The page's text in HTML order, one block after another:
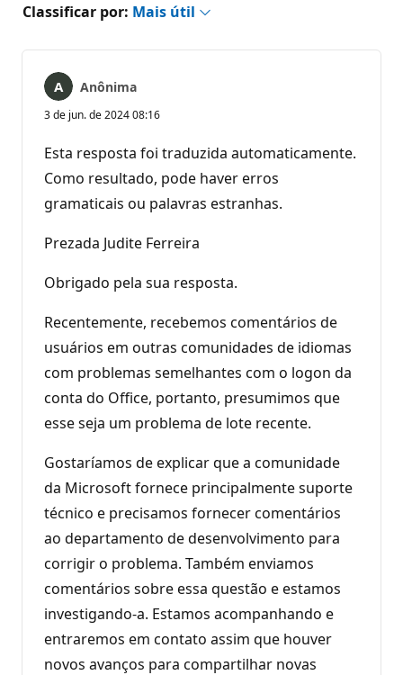
Classificar por: Mais útil
Anônima
3 de jun. de 2024 08:16
Esta resposta foi traduzida automaticamente.
Como resultado, pode haver erros
gramaticais ou palavras estranhas.
Prezada Judite Ferreira
Obrigado pela sua resposta.
Recentemente, recebemos comentários de
usuários em outras comunidades de idiomas
com problemas semelhantes com o logon da
conta do Office, portanto, presumimos que
esse seja um problema de lote recente.
Gostaríamos de explicar que a comunidade
da Microsoft fornece principalmente suporte
técnico e precisamos fornecer comentários
ao departamento de desenvolvimento para
corrigir o problema. Também enviamos
comentários sobre essa questão e estamos
investigando-a. Estamos acompanhando e
entraremos em contato assim que houver
novos avanços para compartilhar novas